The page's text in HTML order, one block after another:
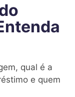
qual é a
e quem